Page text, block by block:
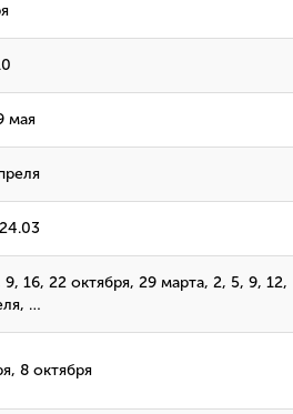
мая
16, 22 октября, 29 марта, 2, 5, 9, 12,
…
8 октября